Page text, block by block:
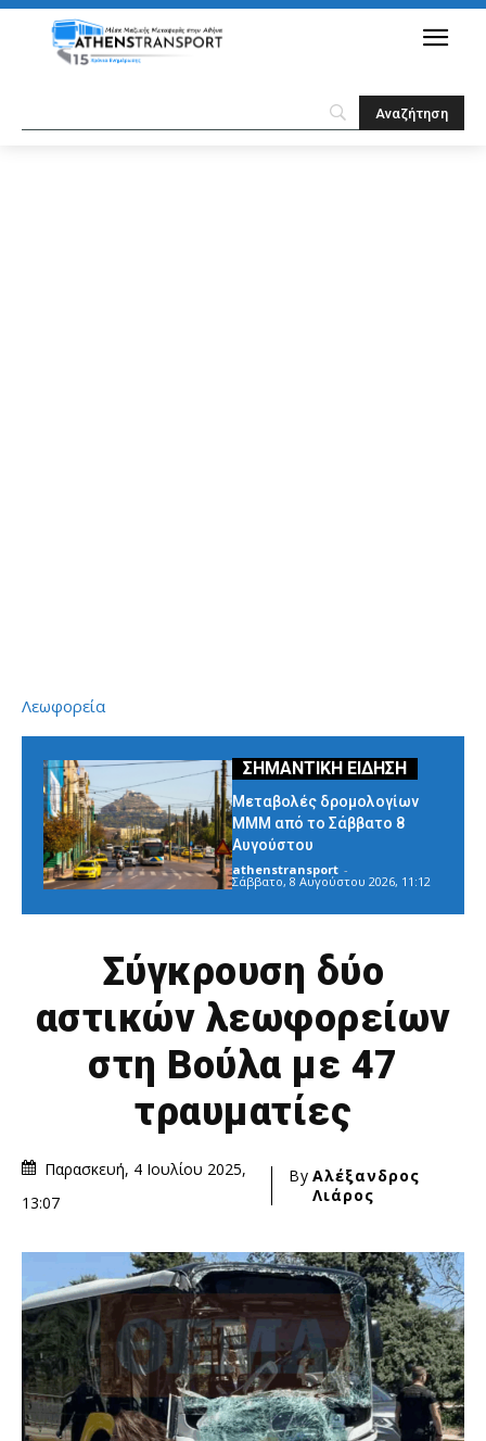
Λεωφορεία
Μεταβολές δρομολογίων
ΜΜΜ από το Σάββατο 8
Αυγούστου
athenstransport -
Σάββατο, 8 Αυγούστου 2026, 11:12
Σύγκρουση δύο
αστικών λεωφορείων
στη Βούλα με 47
τραυματίες
Παρασκευή, 4 Ιουλίου 2025,
13:07
By Αλέξανδρος
Λιάρος